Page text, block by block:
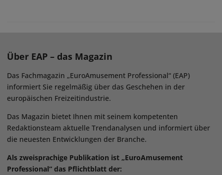
Über EAP – das Magazin
Das Fachmagazin „EuroAmusement Professional“ (EAP)
informiert Sie regelmäßig über das Geschehen in der
europäischen Freizeitindustrie.
Das Magazin bietet Ihnen mit seinem kompetenten
Redaktionsteam aktuelle Trendanalysen und informiert über
die neuesten Entwicklungen der Branche.
Als zweisprachige Publikation ist „EuroAmusement
Professional“ das Pflichtblatt der: